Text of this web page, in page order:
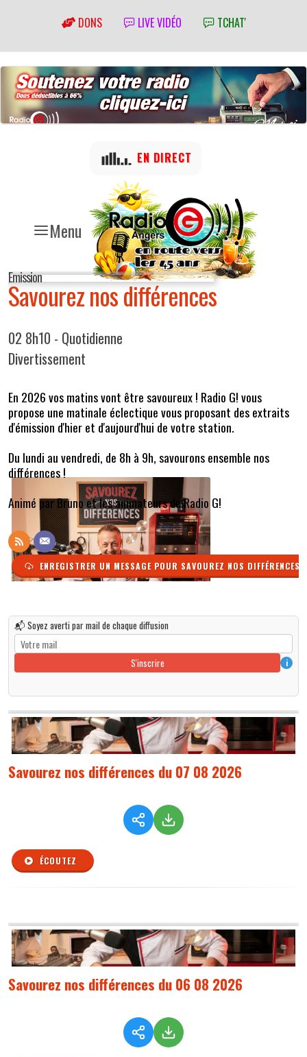
DONS LIVE VIDÉO TCHAT'
Menu
EN DIRECT
Emission
Savourez nos différences
02 8h10 - Quotidienne
Divertissement
En 2026 vos matins vont être savoureux ! Radio G! vous
propose une matinale éclectique vous proposant des extraits
d'émission d'hier et d'aujourd'hui de votre station.
Du lundi au vendredi, de 8h à 9h, savourons ensemble nos
différences !
Animé par Bruno et les animateurs de Radio G!
ENREGISTRER UN MESSAGE POUR SAVOUREZ NOS DIFFÉRENCES
📬 Soyez averti par mail de chaque diffusion
S'inscrire i
Savourez nos différences du 07 08 2026
ÉCOUTEZ
Savourez nos différences du 06 08 2026